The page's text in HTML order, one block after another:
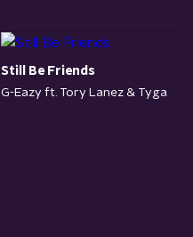
Still Be Friends
G-Eazy ft. Tory Lanez & Tyga